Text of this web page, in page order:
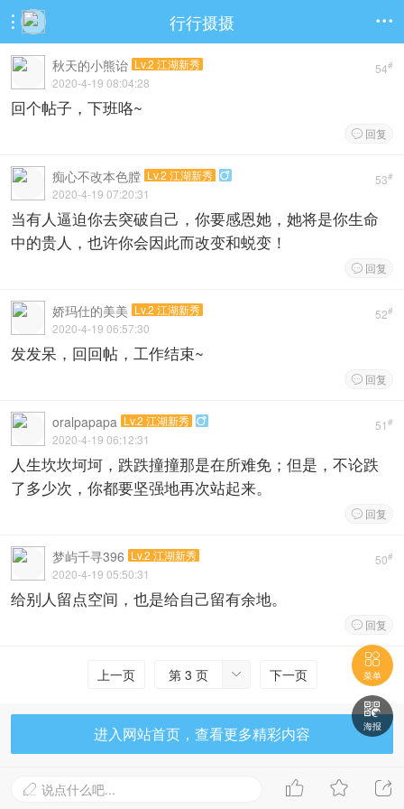
 行行摄摄 
54#
秋天的小熊诒 Lv.2 江湖新秀
2020-4-19 08:04:28
回个帖子，下班咯~
 回复
53#
痴心不改本色膛 Lv.2 江湖新秀 
2020-4-19 07:20:31
当有人逼迫你去突破自己，你要感恩她，她将是你生命
中的贵人，也许你会因此而改变和蜕变！
 回复
52#
娇玛仕的美美 Lv.2 江湖新秀
2020-4-19 06:57:30
发发呆，回回帖，工作结束~
 回复
51 #
oralpapapa Lv.2 江湖新秀 
2020-4-19 06:12:31
人生坎坎坷坷，跌跌撞撞那是在所难免；但是，不论跌
了多少次，你都要坚强地再次站起来。
 回复
50#
梦屿千寻396 Lv.2 江湖新秀
2020-4-19 05:50:31
给别人留点空间，也是给自己留有余地。
 回复
上一页 
第 3 页 下一页
进入网站首页，查看更多精彩内容

菜单

海报



 说点什么吧...